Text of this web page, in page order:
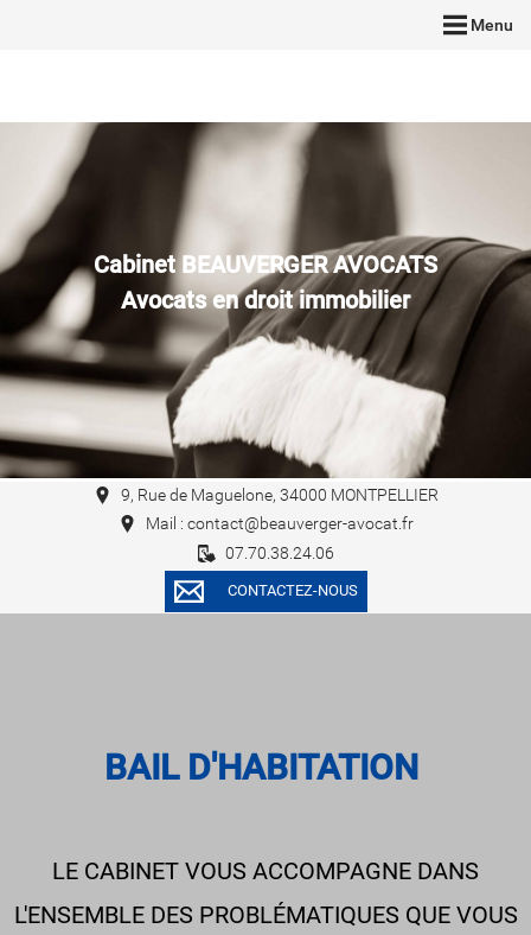
Menu
Cabinet BEAUVERGER AVOCATS
Avocats en droit immobilier
9, Rue de Maguelone, 34000 MONTPELLIER
Mail : contact@beauverger-avocat.fr
07.70.38.24.06
CONTACTEZ-NOUS
BAIL D'HABITATION
LE CABINET VOUS ACCOMPAGNE DANS
L'ENSEMBLE DES PROBLÉMATIQUES QUE VOUS